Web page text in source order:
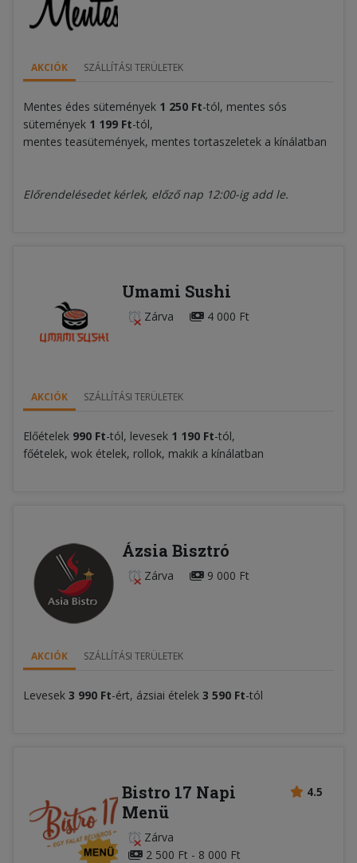
AKCIÓK SZÁLLÍTÁSI TERÜLETEK
Mentes édes sütemények 1 250 Ft-tól, mentes sós
sütemények 1 199 Ft-tól,
mentes teasütemények, mentes tortaszeletek a kínálatban
Előrendelésedet kérlek, előző nap 12:00-ig add le.
Umami Sushi
Zárva 4 000 Ft
AKCIÓK SZÁLLÍTÁSI TERÜLETEK
Előételek 990 Ft-tól, levesek 1 190 Ft-tól,
főételek, wok ételek, rollok, makik a kínálatban
Ázsia Bisztró
Zárva 9 000 Ft
AKCIÓK SZÁLLÍTÁSI TERÜLETEK
Levesek 3 990 Ft-ért, ázsiai ételek 3 590 Ft-tól
4.5
Bistro 17 Napi
Menü
Zárva
2 500 Ft - 8 000 Ft